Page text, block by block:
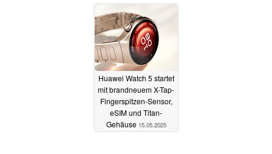
15.05.2025
Huawei Watch 5 startet
mit brandneuem X-Tap-
Fingerspitzen-Sensor,
eSIM und Titan-
Gehäuse 15.05.2025